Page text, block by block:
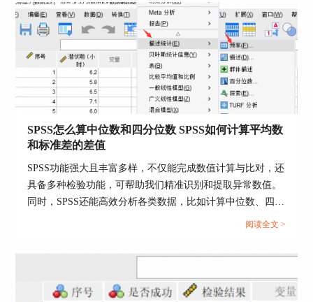
图5：检验变量选择
配对样本T检验适用于对同一个研究对象的前后数
SPSS怎么算中位数和四分位数 SPSS如何计算平均数
和标准差的差值
SPSS功能强大且丰富多样，不仅能完成数值计算与比对，还
具备多种检验功能，可帮助我们精准识别和提取异常数值。
同时，SPSS还能高效分析各类数据，比如计算中位数、四分
位数、平均数和标准差等等。今天我们将详细介绍SPSS怎么
阅读全文 >